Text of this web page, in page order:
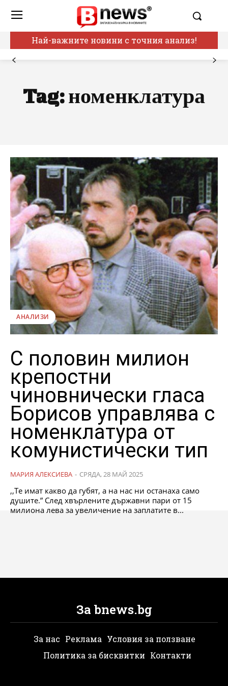
Най-важните новини с точния анализ!
Tag:номенклатура
АНАЛИЗИ
С половин милион
крепостни
чиновнически гласа
Борисов управлява с
номенклатура от
комунистически тип
МАРИЯ АЛЕКСИЕВА - СРЯДА, 28 МАЙ 2025
,,Те имат какво да губят, а на нас ни останаха само
душите.” След хвърлените държавни пари от 15
милиона лева за увеличение на заплатите в...
За bnews.bg
За нас Реклама Условия за ползване
Политика за бисквитки Контакти